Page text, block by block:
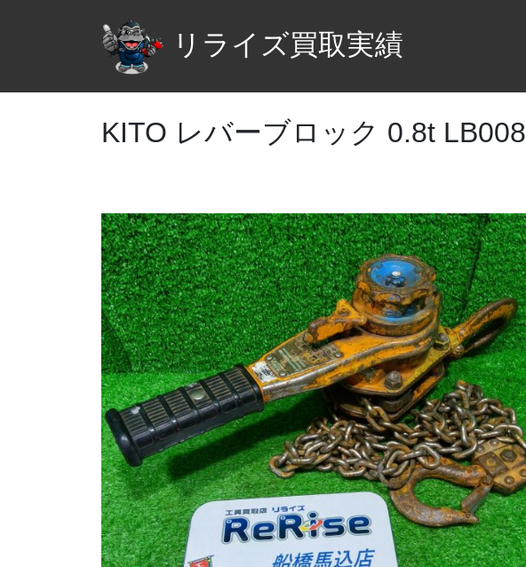
リライズ買取実績
KITO レバーブロック 0.8t LB008